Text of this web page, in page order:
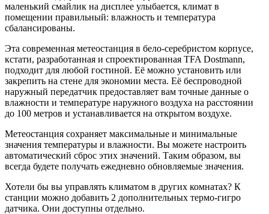
маленький смайлик на дисплее улыбается, климат в
помещении правильный: влажность и температура
сбалансированы.
Эта современная метеостанция в бело-серебристом корпусе,
кстати, разработанная и спроектированная TFA Dostmann,
подходит для любой гостиной. Её можно установить или
закрепить на стене для экономии места. Её беспроводной
наружный передатчик предоставляет вам точные данные о
влажности и температуре наружного воздуха на расстоянии
до 100 метров и устанавливается на открытом воздухе.
Метеостанция сохраняет максимальные и минимальные
значения температуры и влажности. Вы можете настроить
автоматический сброс этих значений. Таким образом, вы
всегда будете получать ежедневно обновляемые значения.
Хотели бы вы управлять климатом в других комнатах? К
станции можно добавить 2 дополнительных термо-гигро
датчика. Они доступны отдельно.